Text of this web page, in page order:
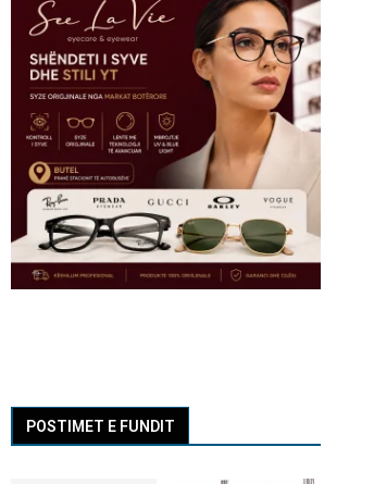
POSTIMET E FUNDIT